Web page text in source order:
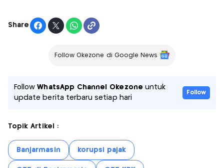
Share
Follow Okezone di Google News
FollowWhatsApp Channel Okezone untuk
update berita terbaru setiap hari
Follow
Topik Artikel :
Banjarmasin korupsi pajak